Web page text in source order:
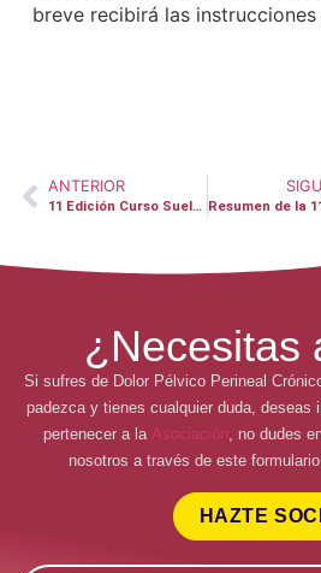
breve recibirá las
ANTERIOR
11 Edición Curso Suelo Pélvico en Hospital La Paz
¿Necesitas
Si sufres de Dolor Pélvico Perineal
padezca y tienes cualquier duda, deseas
pertenecer a la Asociación, no dudes
nosotros a través de este
HAZTE